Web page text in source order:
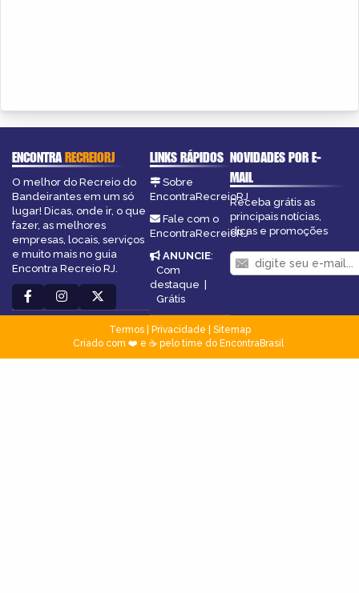
ENCONTRARECREIORJ
O melhor do Recreio do
Bandeirantes em um só
lugar! Dicas, onde ir, o que
fazer, as melhores
empresas, locais, serviços
e muito mais no guia
Encontra Recreio RJ.
LINKS RÁPIDOS
Sobre
EncontraRecreioRJ
Fale com o
EncontraRecreioRJ
ANUNCIE:
Com
destaque |
Grátis
NOVIDADES POR E-
MAIL
Receba grátis as
principais notícias,
dicas e promoções
Termos| Privacidade
Sitemap
Criado com ❤️ e ☕ pelo time do EncontraBrasil